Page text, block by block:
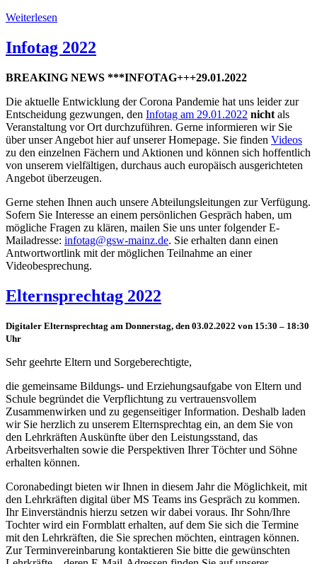
Weiterlesen
Infotag 2022
BREAKING NEWS ***INFOTAG+++29.01.2022
Die aktuelle Entwicklung der Corona Pandemie hat uns leider zur
Entscheidung gezwungen, den Infotag am 29.01.2022 nicht als
Veranstaltung vor Ort durchzuführen. Gerne informieren wir Sie
über unser Angebot hier auf unserer Homepage. Sie finden Videos
zu den einzelnen Fächern und Aktionen und können sich hoffentlich
von unserem vielfältigen, durchaus auch europäisch ausgerichteten
Angebot überzeugen.
Gerne stehen Ihnen auch unsere Abteilungsleitungen zur Verfügung.
Sofern Sie Interesse an einem persönlichen Gespräch haben, um
mögliche Fragen zu klären, mailen Sie uns unter folgender E-
Mailadresse: infotag@gsw-mainz.de. Sie erhalten dann einen
Antwortwortlink mit der möglichen Teilnahme an einer
Videobesprechung.
Elternsprechtag 2022
Digitaler Elternsprechtag am Donnerstag, den 03.02.2022 von 15:30 – 18:30
Uhr
Sehr geehrte Eltern und Sorgeberechtigte,
die gemeinsame Bildungs- und Erziehungsaufgabe von Eltern und
Schule begründet die Verpflichtung zu vertrauensvollem
Zusammenwirken und zu gegenseitiger Information. Deshalb laden
wir Sie herzlich zu unserem Elternsprechtag ein, an dem Sie von
den Lehrkräften Auskünfte über den Leistungsstand, das
Arbeitsverhalten sowie die Perspektiven Ihrer Töchter und Söhne
erhalten können.
Coronabedingt bieten wir Ihnen in diesem Jahr die Möglichkeit, mit
den Lehrkräften digital über MS Teams ins Gespräch zu kommen.
Ihr Einverständnis hierzu setzen wir dabei voraus. Ihr Sohn/Ihre
Tochter wird ein Formblatt erhalten, auf dem Sie sich die Termine
mit den Lehrkräften, die Sie sprechen möchten, eintragen können.
Zur Terminvereinbarung kontaktieren Sie bitte die gewünschten